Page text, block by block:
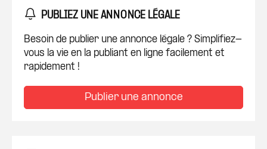
PUBLIEZ UNE ANNONCE LÉGALE
Besoin de publier une annonce légale ? Simplifiez-
vous la vie en la publiant en ligne facilement et
rapidement !
Publier une annonce